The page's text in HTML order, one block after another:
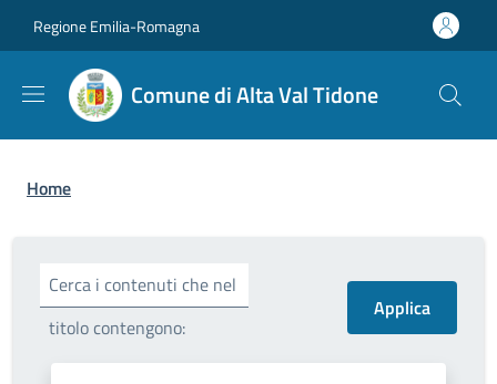
Regione Emilia-Romagna
Comune di Alta Val Tidone
Briciole di pane
Home
Cerca i contenuti che nel
titolo contengono: